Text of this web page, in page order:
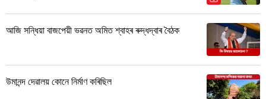
আজি সন্ধিয়া বাজপেয়ী ভৱনত অমিত শ্বাহৰ ৰুদ্ধদ্বাৰ বৈঠক
উমানন্দ দেৱালয় কোনে নিৰ্মাণ কৰিছিল